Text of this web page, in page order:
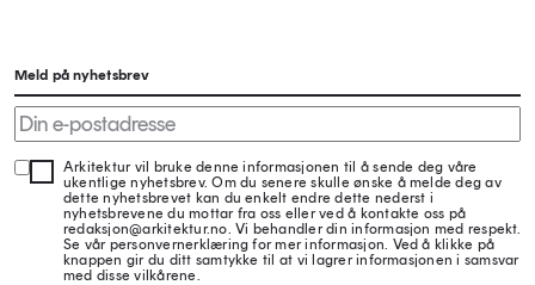
Meld på nyhetsbrev
Arkitektur vil bruke denne informasjonen til å sende deg våre
ukentlige nyhetsbrev. Om du senere skulle ønske å melde deg av
dette nyhetsbrevet kan du enkelt endre dette nederst i
nyhetsbrevene du mottar fra oss eller ved å kontakte oss på
redaksjon@arkitektur.no. Vi behandler din informasjon med respekt.
Se vår personvernerklæring for mer informasjon. Ved å klikke på
knappen gir du ditt samtykke til at vi lagrer informasjonen i samsvar
med disse vilkårene.